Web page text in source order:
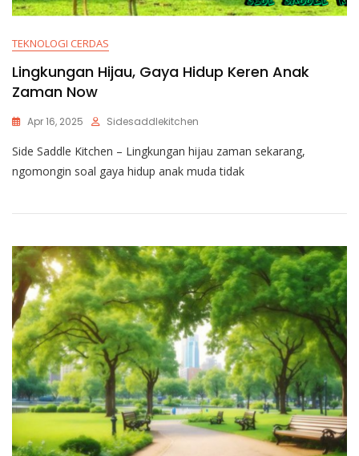
TEKNOLOGI CERDAS
Lingkungan Hijau, Gaya Hidup Keren Anak
Zaman Now
Apr 16, 2025 Sidesaddlekitchen
Side Saddle Kitchen – Lingkungan hijau zaman sekarang,
ngomongin soal gaya hidup anak muda tidak